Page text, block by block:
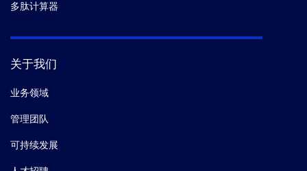
多肽计算器
关于我们
业务领域
管理团队
可持续发展